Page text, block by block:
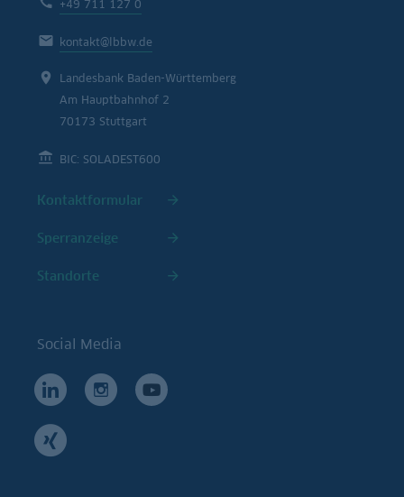
+49 711 127 0
kontakt@lbbw.de
Landesbank Baden-Württemberg
Am Hauptbahnhof 2
70173 Stuttgart
BIC: SOLADEST600
Kontaktformular
Sperranzeige
Standorte
Social Media